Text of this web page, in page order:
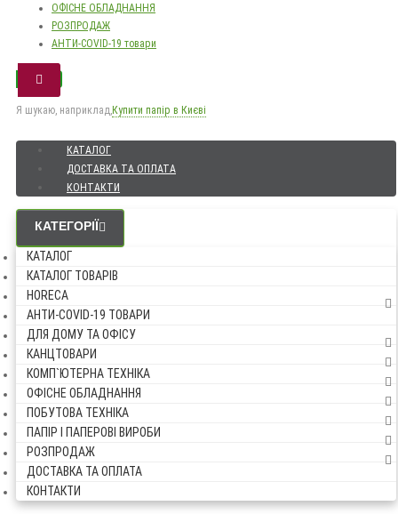
ОФІСНЕ ОБЛАДНАННЯ
РОЗПРОДАЖ
АНТИ-COVID-19 товари
Я шукаю, наприклад, Купити папір в Києві
КАТАЛОГ
ДОСТАВКА ТА ОПЛАТА
КОНТАКТИ
КАТЕГОРІЇ
КАТАЛОГ
КАТАЛОГ ТОВАРІВ
HORECA
АНТИ-COVID-19 ТОВАРИ
ДЛЯ ДОМУ ТА ОФІСУ
КАНЦТОВАРИ
КОМП`ЮТЕРНА ТЕХНІКА
ОФІСНЕ ОБЛАДНАННЯ
ПОБУТОВА ТЕХНІКА
ПАПІР І ПАПЕРОВІ ВИРОБИ
РОЗПРОДАЖ
ДОСТАВКА ТА ОПЛАТА
КОНТАКТИ